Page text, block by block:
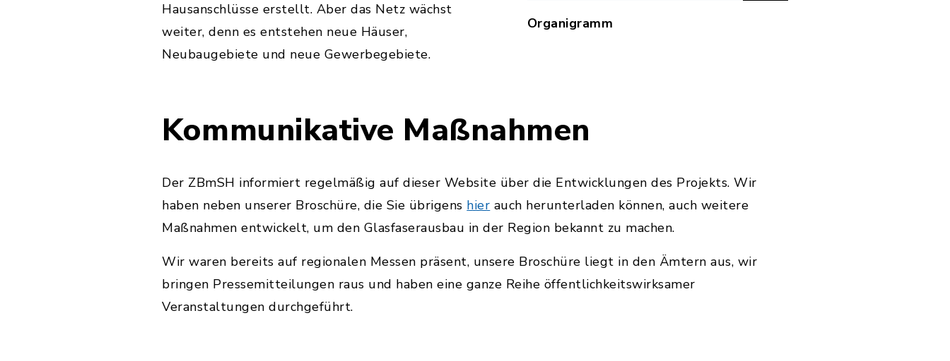
Organigramm
Hausanschlüsse erstellt. Aber das Netz wächst
weiter, denn es entstehen neue Häuser,
Neubaugebiete und neue Gewerbegebiete.
Kommunikative Maßnahmen
Der ZBmSH informiert regelmäßig auf dieser Website über die Entwicklungen des Projekts. Wir
haben neben unserer Broschüre, die Sie übrigens hier auch herunterladen können, auch weitere
Maßnahmen entwickelt, um den Glasfaserausbau in der Region bekannt zu machen.
Wir waren bereits auf regionalen Messen präsent, unsere Broschüre liegt in den Ämtern aus, wir
bringen Pressemitteilungen raus und haben eine ganze Reihe öffentlichkeitswirksamer
Veranstaltungen durchgeführt.